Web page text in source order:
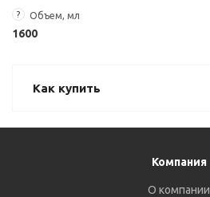
? Объем, мл
1600
Как купить
Компания
О компании